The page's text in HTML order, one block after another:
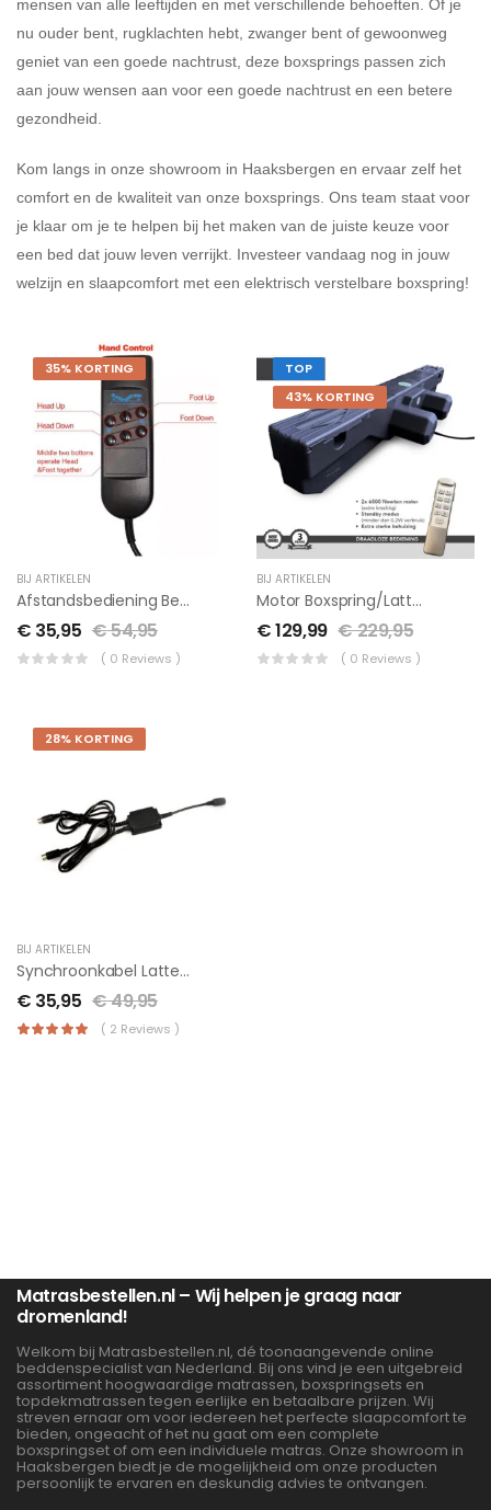
mensen van alle leeftijden en met verschillende behoeften. Of je
nu ouder bent, rugklachten hebt, zwanger bent of gewoonweg
geniet van een goede nachtrust, deze boxsprings passen zich
aan jouw wensen aan voor een goede nachtrust en een betere
gezondheid.
Kom langs in onze showroom in Haaksbergen en ervaar zelf het
comfort en de kwaliteit van onze boxsprings. Ons team staat voor
je klaar om je te helpen bij het maken van de juiste keuze voor
een bed dat jouw leven verrijkt. Investeer vandaag nog in jouw
welzijn en slaapcomfort met een elektrisch verstelbare boxspring!
35% KORTING
BIJ ARTIKELEN
Afstandsbediening Bedraad Okin/Dewert
€ 35,95 €54,95
( 0 Reviews )
TOP
43% KORTING
BIJ ARTIKELEN
Motor Boxspring/lattenbodem,extra Zware Kwaliteit RF Draadloze Bediening
€129,99 €229,95
( 0 Reviews )
28% KORTING
BIJ ARTIKELEN
Synchroonkabel Lattenbodem Of Boxspring
€ 35,95 €49,95
( 2 Reviews )
Matrasbestellen.nl – Wij helpen je graag naar
dromenland!
Welkom bij Matrasbestellen.nl, dé toonaangevende online
beddenspecialist van Nederland. Bij ons vind je een uitgebreid
assortiment hoogwaardige matrassen, boxspringsets en
topdekmatrassen tegen eerlijke en betaalbare prijzen. Wij
streven ernaar om voor iedereen het perfecte slaapcomfort te
bieden, ongeacht of het nu gaat om een complete
boxspringset of om een individuele matras. Onze showroom in
Haaksbergen biedt je de mogelijkheid om onze producten
persoonlijk te ervaren en deskundig advies te ontvangen.